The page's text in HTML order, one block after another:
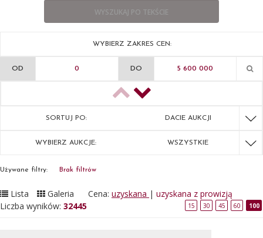
WYBIERZ ZAKRES CEN:
OD DO
SORTUJ PO: DACIE AUKCJI
WYBIERZ AUKCJE: WSZYSTKIE
Używane filtry: Brak filtrów
Lista Galeria Cena: uzyskana | uzyskana z prowizją
Liczba wyników: 32445 15 30 45 60 100